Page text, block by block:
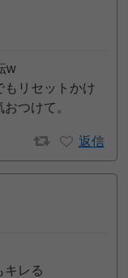
w
もリセットかけ
つけて。
返信
キレる